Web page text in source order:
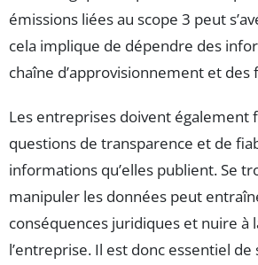
émissions liées au scope 3 peut
cela implique de dépendre des
chaîne d’approvisionnement et des
Les entreprises doivent également
questions de transparence et de
informations qu’elles publient. Se
manipuler les données peut
conséquences juridiques et nuire à
l’entreprise. Il est donc essentiel de